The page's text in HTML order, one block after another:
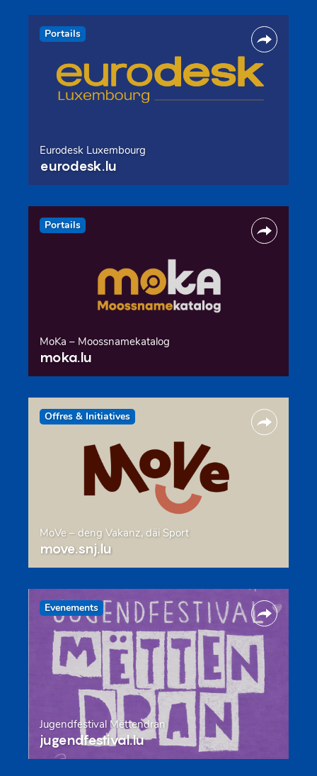
Portails
Eurodesk Luxembourg
eurodesk.lu
Portails
MoKa – Moossnamekatalog
moka.lu
Offres & Initiatives
MoVe – deng Vakanz, däi Sport
move.snj.lu
Evenements
Jugendfestival Mëttendran
jugendfestival.lu